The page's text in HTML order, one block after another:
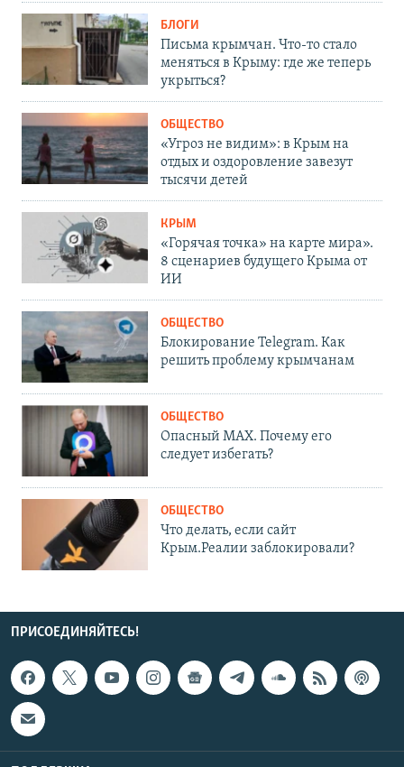
БЛОГИ
Письма крымчан. Что-то стало
меняться в Крыму: где же теперь
укрыться?
ОБЩЕСТВО
«Угроз не видим»: в Крым на
отдых и оздоровление завезут
тысячи детей
КРЫМ
«Горячая точка» на карте мира».
8 сценариев будущего Крыма от
ИИ
ОБЩЕСТВО
Блокирование Telegram. Как
решить проблему крымчанам
ОБЩЕСТВО
Опасный MAX. Почему его
следует избегать?
ОБЩЕСТВО
Что делать, если сайт
Крым.Реалии заблокировали?
ПРИСОЕДИНЯЙТЕСЬ!